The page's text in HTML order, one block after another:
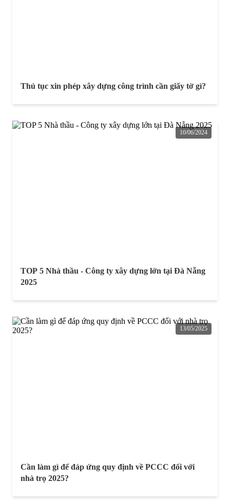
Thủ tục xin phép xây dựng công trình cần giấy tờ gì?
10/06/2024
TOP 5 Nhà thầu - Công ty xây dựng lớn tại Đà Nẵng
2025
13/05/2025
Cần làm gì để đáp ứng quy định về PCCC đối với
nhà trọ 2025?